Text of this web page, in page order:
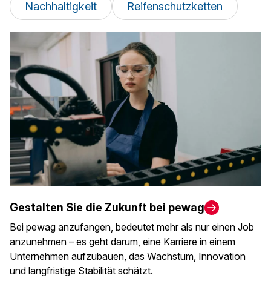
Nachhaltigkeit Reifenschutzketten
Gestalten Sie die Zukunft bei pewag
Bei pewag anzufangen, bedeutet mehr als nur einen Job
anzunehmen – es geht darum, eine Karriere in einem
Unternehmen aufzubauen, das Wachstum, Innovation
und langfristige Stabilität schätzt.